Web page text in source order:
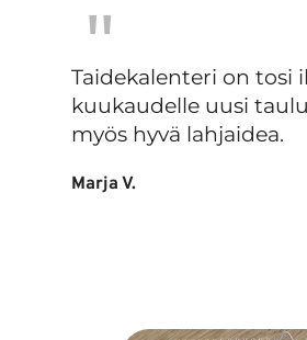
''
Taidekalenteri on tosi
kuukaudelle uusi
myös hyvä lahjaidea.
Marja V.